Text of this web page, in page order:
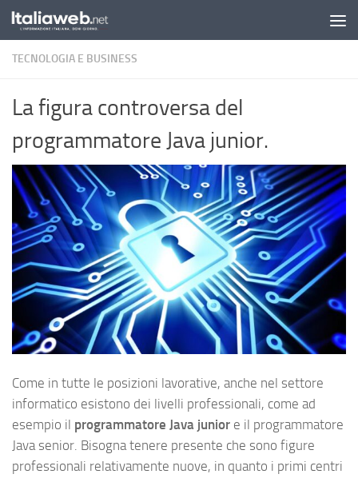
Sotto il contenuto
TECNOLOGIA E BUSINESS
La figura controversa del
programmatore Java junior.
Come in tutte le posizioni lavorative, anche nel settore
informatico esistono dei livelli professionali, come ad
esempio il programmatore Java junior e il programmatore
Java senior. Bisogna tenere presente che sono figure
professionali relativamente nuove, in quanto i primi centri